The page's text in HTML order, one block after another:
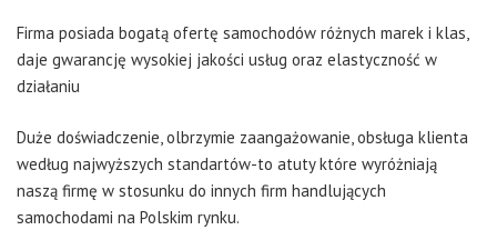
Firma posiada bogatą ofertę samochodów różnych marek i klas,
daje gwarancję wysokiej jakości usług oraz elastyczność w
działaniu
Duże doświadczenie, olbrzymie zaangażowanie, obsługa klienta
według najwyższych standartów-to atuty które wyróżniają
naszą firmę w stosunku do innych firm handlujących
samochodami na Polskim rynku.